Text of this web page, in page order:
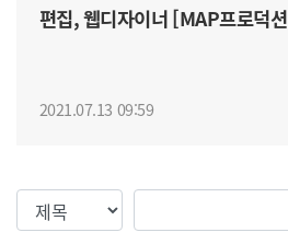
편집, 웹디자이너 [MAP프로덕
2021.07.13 09:59
검색조건 검색값